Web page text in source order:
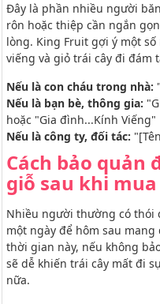
Đây là phần nhiều người
rôn hoặc thiệp cần ngắn
lòng. King Fruit gợi ý một
viếng và giỏ trái cây đi đám
Nếu là con cháu trong nhà:
Nếu là bạn bè, thông gia:
hoặc "Gia đình...Kính Viếng"
Nếu là công ty, đối tác:
Cách bảo quản
giỗ sau khi mua
Nhiều người thường có thói
một ngày để hôm sau
thời gian này, nếu không
sẽ dễ khiến trái cây mất đi
nữa.